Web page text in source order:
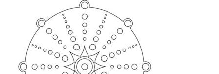
Crop Circles
Galerie